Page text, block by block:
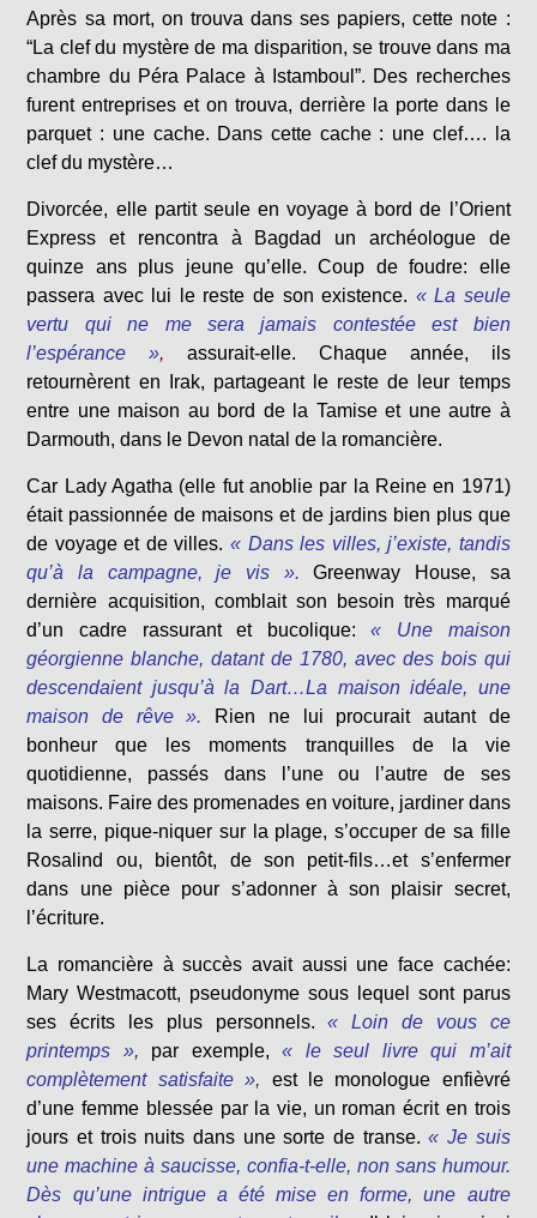
Après sa mort, on trouva dans ses papiers, cette note :
“La clef du mystère de ma disparition, se trouve dans ma
chambre du Péra Palace à Istamboul”. Des recherches
furent entreprises et on trouva, derrière la porte dans le
parquet : une cache. Dans cette cache : une clef…. la
clef du mystère…
Divorcée, elle partit seule en voyage à bord de l’Orient
Express et rencontra à Bagdad un archéologue de
quinze ans plus jeune qu’elle. Coup de foudre: elle
passera avec lui le reste de son existence. « La seule
vertu qui ne me sera jamais contestée est bien
l’espérance »,
assurait-elle. Chaque année, ils
retournèrent en Irak, partageant le reste de leur temps
entre une maison au bord de la Tamise et une autre à
Darmouth, dans le Devon natal de la romancière.
Car Lady Agatha (elle fut anoblie par la Reine en 1971)
était passionnée de maisons et de jardins bien plus que
de voyage et de villes. « Dans les villes, j’existe, tandis
qu’à la campagne, je vis ». Greenway House, sa
dernière acquisition, comblait son besoin très marqué
d’un cadre rassurant et bucolique:
« Une maison
géorgienne blanche, datant de 1780, avec des bois qui
descendaient jusqu’à la Dart…La maison idéale, une
maison de rêve ». Rien ne lui procurait autant de
bonheur que les moments tranquilles de la vie
quotidienne, passés dans l’une ou l’autre de ses
maisons. Faire des promenades en voiture, jardiner dans
la serre, pique-niquer sur la plage, s’occuper de sa fille
Rosalind ou, bientôt, de son petit-fils…et s’enfermer
dans une pièce pour s’adonner à son plaisir secret,
l’écriture.
La romancière à succès avait aussi une face cachée:
Mary Westmacott, pseudonyme sous lequel sont parus
ses écrits les plus personnels.
« Loin de vous ce
printemps », par exemple,
« le seul livre qui m’ait
complètement satisfaite », est le monologue enfièvré
d’une femme blessée par la vie, un roman écrit en trois
jours et trois nuits dans une sorte de transe. « Je suis
une machine à saucisse, confia-t-elle, non sans humour.
Dès qu’une intrigue a été mise en forme, une autre